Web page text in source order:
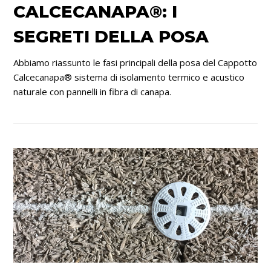
CALCECANAPA®: I
SEGRETI DELLA POSA
Abbiamo riassunto le fasi principali della posa del Cappotto
Calcecanapa® sistema di isolamento termico e acustico
naturale con pannelli in fibra di canapa.